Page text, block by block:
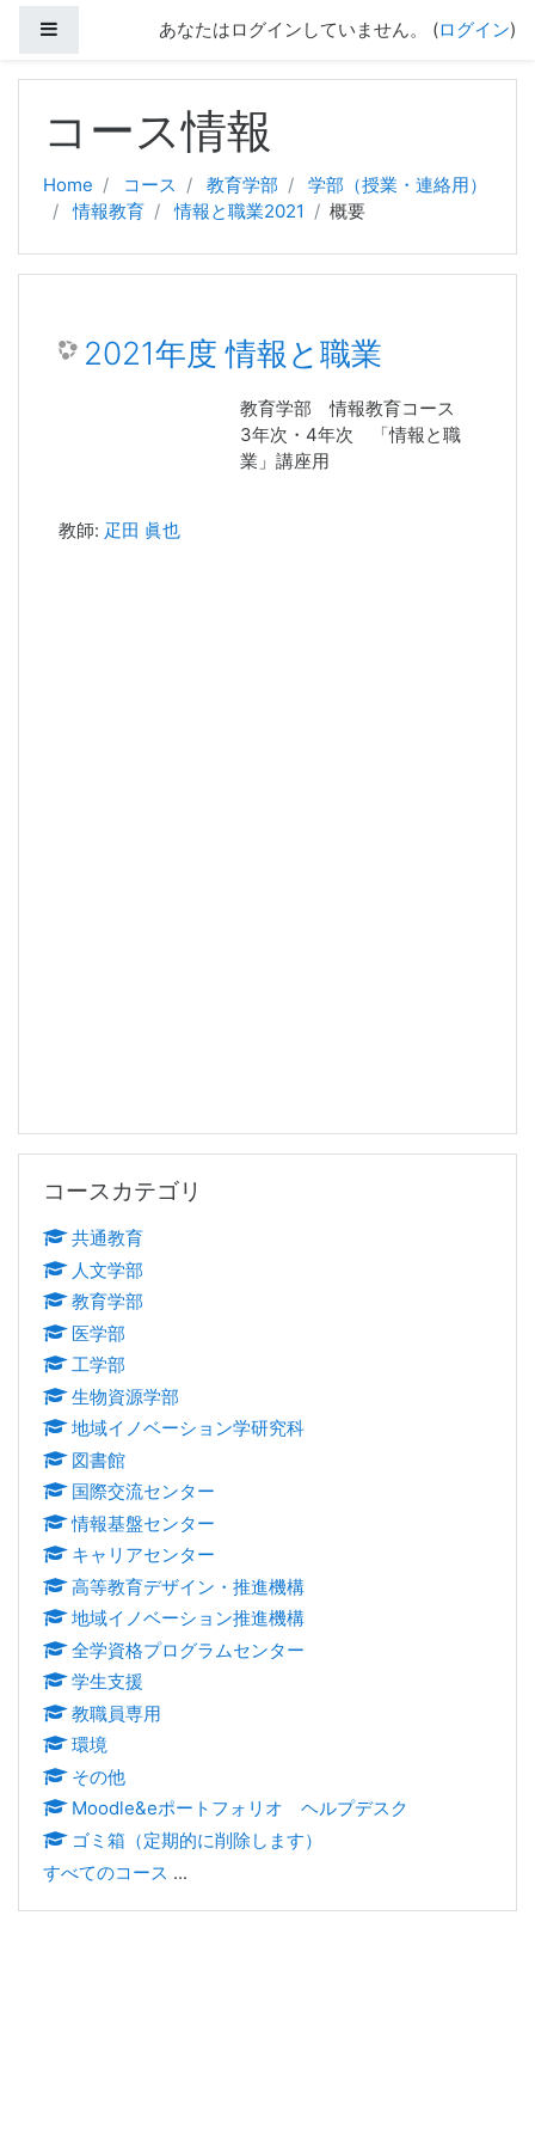
サイドパネルあなたはログインしていません。 (ログイン)
コース情報
Home コース 教育学部
学部（授業・連絡用）
情報教育
情報と職業2021 概要
2021年度 情報と職業
教育学部 情報教育コース
3年次・4年次 「情報と職
業」講座用
教師: 疋田 眞也
コースカテゴリ
共通教育
人文学部
教育学部
医学部
工学部
生物資源学部
地域イノベーション学研究科
図書館
国際交流センター
情報基盤センター
キャリアセンター
高等教育デザイン・推進機構
地域イノベーション推進機構
全学資格プログラムセンター
学生支援
教職員専用
環境
その他
Moodle&eポートフォリオ ヘルプデスク
ゴミ箱（定期的に削除します）
すべてのコース ...